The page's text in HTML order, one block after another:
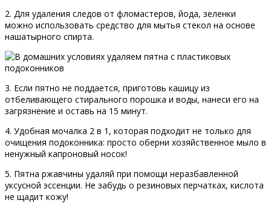
2. Для удаления следов от фломастеров, йода, зеленки
можно использовать средство для мытья стекол на основе
нашатырного спирта.
3. Если пятно не поддается, приготовь кашицу из
отбеливающего стирального порошка и воды, нанеси его на
загрязнение и оставь на 15 минут.
4. Удобная мочалка 2 в 1, которая подходит не только для
очищения подоконника: просто оберни хозяйственное мыло в
ненужный капроновый носок!
5. Пятна ржавчины удаляй при помощи неразбавленной
уксусной эссенции. Не забудь о резиновых перчатках, кислота
не щадит кожу!